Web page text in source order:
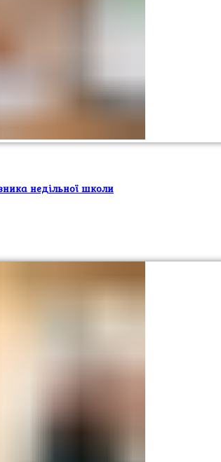
недільної школи